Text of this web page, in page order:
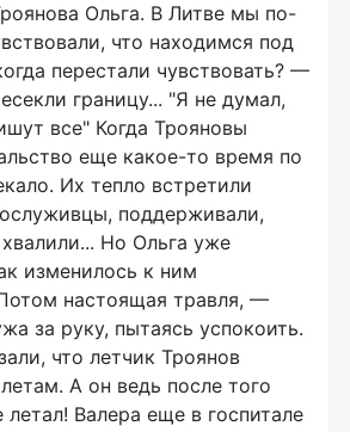
Ольга. В Литве мы по-
что находимся под
перестали чувствовать? —
границу... "Я не думал,
все" Когда Трояновы
еще какое-то время по
Их тепло встретили
поддерживали,
Но Ольга уже
изменилось к ним
настоящая травля, —
за руку, пытаясь успокоить.
что летчик Троянов
А он ведь после того
летал! Валера еще в госпитале